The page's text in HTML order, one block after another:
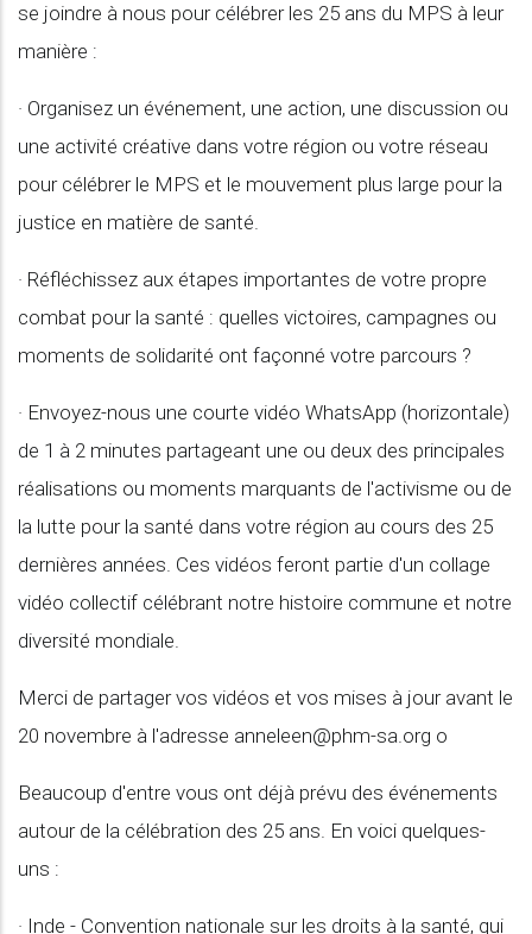
se joindre à nous pour célébrer les 25 ans du MPS à leur
manière :
· Organisez un événement, une action, une discussion ou
une activité créative dans votre région ou votre réseau
pour célébrer le MPS et le mouvement plus large pour la
justice en matière de santé.
· Réfléchissez aux étapes importantes de votre propre
combat pour la santé : quelles victoires, campagnes ou
moments de solidarité ont façonné votre parcours ?
· Envoyez-nous une courte vidéo WhatsApp (horizontale)
de 1 à 2 minutes partageant une ou deux des principales
réalisations ou moments marquants de l'activisme ou de
la lutte pour la santé dans votre région au cours des 25
dernières années. Ces vidéos feront partie d'un collage
vidéo collectif célébrant notre histoire commune et notre
diversité mondiale.
Merci de partager vos vidéos et vos mises à jour avant le
20 novembre à l'adresse anneleen@phm-sa.org o
Beaucoup d'entre vous ont déjà prévu des événements
autour de la célébration des 25 ans. En voici quelques-
uns :
· Inde - Convention nationale sur les droits à la santé, qui